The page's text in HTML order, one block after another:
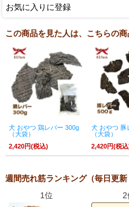
お気に入りに登録
この商品を見た人は、こちらの
犬 おやつ 鶏レバー 300g
（大袋）
2,420円(税込)
犬 おやつ 豚
（大袋）
2,420円(税込
週間売れ筋ランキング（毎日更新
1位
2